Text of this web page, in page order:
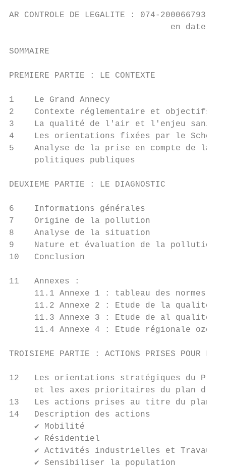
AR CONTROLE DE LEGALITE : 074-200066793-
en date
SOMMAIRE
PREMIERE PARTIE : LE CONTEXTE
1    Le Grand Annecy
2    Contexte réglementaire et
3    La qualité de l'air et l'enjeu
4    Les orientations fixées par le
5    Analyse de la prise en compte de la
politiques publiques
DEUXIEME PARTIE : LE DIAGNOSTIC
6    Informations générales
7    Origine de la pollution
8    Analyse de la situation
9    Nature et évaluation de la
10   Conclusion
11   Annexes :
11.1 Annexe 1 : tableau des normes
11.2 Annexe 2 : Etude de la qualité
11.3 Annexe 3 : Etude de al qualité
11.4 Annexe 4 : Etude régionale
TROISIEME PARTIE : ACTIONS PRISES POUR LA
12   Les orientations stratégiques du
et les axes prioritaires du plan
13   Les actions prises au titre du
14   Description des actions
✔ Mobilité
✔ Résidentiel
✔ Activités industrielles et Travaux
✔ Sensibiliser la population